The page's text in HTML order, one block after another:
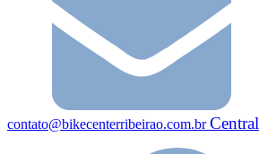
contato@bikecenterribeirao.com.br